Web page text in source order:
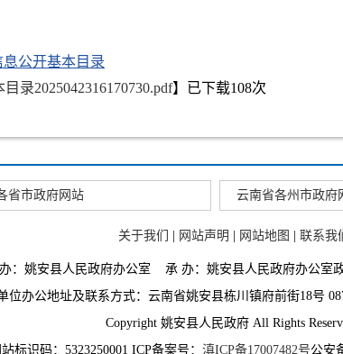
公开基本目录
录2025042316170730.pdf】已下载108次
省市政府网站 云南省各州市政府
关于我们 网站声明 网站地图 联系我
：姚安县人民政府办公室 承 办：姚安县人民政府办公室
位办公地址及联系方式：云南省姚安县栋川镇府前街18号
Copyright 姚安县人民政府 All Rights
站标识码：5323250001 ICP备案号： 滇ICP备17007482号公安